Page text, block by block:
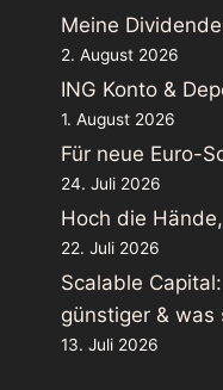
Meine
2. August 2026
ING Konto &
1. August 2026
Für neue Euro-
24. Juli 2026
Hoch die
22. Juli 2026
Scalable
günstiger &
13. Juli 2026